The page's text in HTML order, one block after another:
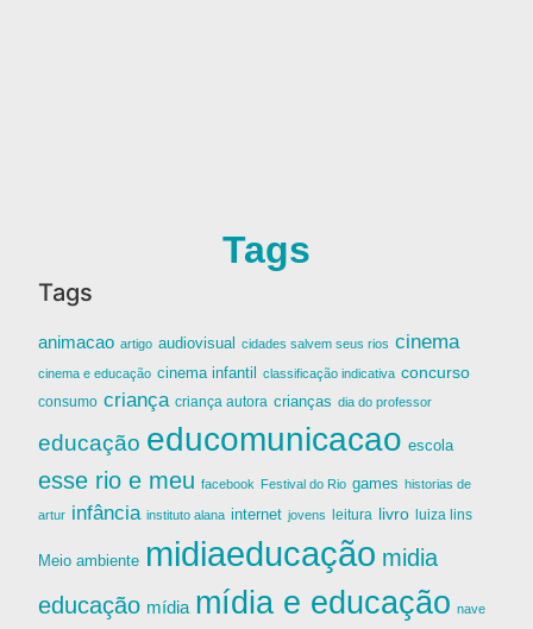
Tags
Tags
animacao artigo audiovisual cidades salvem seus rios cinema
cinema e educação cinema infantil classificação indicativa concurso
consumo criança criança autora crianças dia do professor
educação educomunicacao escola
esse rio e meu facebook Festival do Rio games historias de
artur infância instituto alana internet jovens leitura livro luiza lins
Meio ambiente midiaeducação midia
educação mídia mídia e educação nave